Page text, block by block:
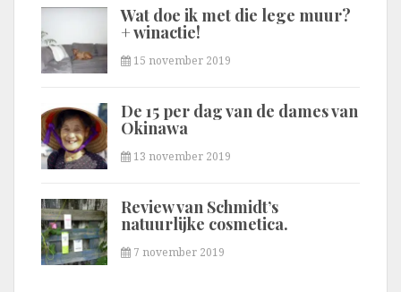
Wat doe ik met die lege muur?
+ winactie!
15 november 2019
De 15 per dag van de dames van
Okinawa
13 november 2019
Review van Schmidt’s
natuurlijke cosmetica.
7 november 2019